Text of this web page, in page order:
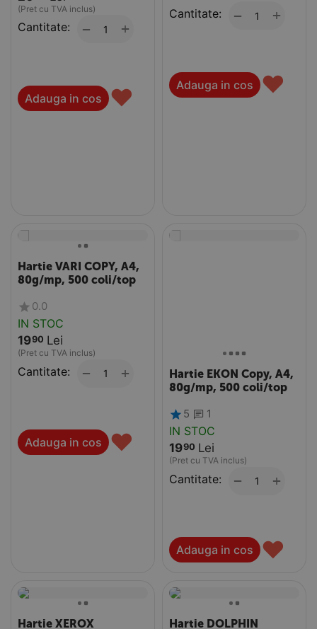
(Pret cu TVA inclus)
Cantitate: +
−
Adauga in cos ♥
Cantitate: +
−
Adauga in cos ♥
Hartie VARI COPY, A4,
80g/mp, 500 coli/top
0.0
IN STOC
1990 Lei
(Pret cu TVA inclus)
Cantitate: +
−
Adauga in cos ♥
Hartie EKON Copy, A4,
80g/mp, 500 coli/top
5
1
IN STOC
1990 Lei
(Pret cu TVA inclus)
Cantitate: +
−
Adauga in cos ♥
Hartie XEROX
Hartie DOLPHIN